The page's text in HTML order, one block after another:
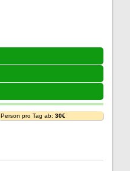
Person pro Tag ab: 30€